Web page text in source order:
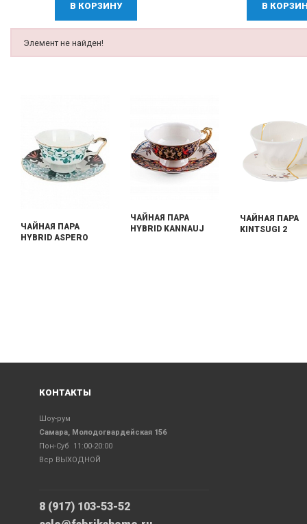
В КОРЗИНУ В
Элемент не найден!
ЧАЙНАЯ ПАРА
HYBRID ASPERO
ЧАЙНАЯ ПАРА
HYBRID KANNAUJ
ЧАЙНАЯ ПАРА
KINTSUGI 2
КОНТАКТЫ
Шоу-рум
Самара, Молодогвардейская 156
Пон-Суб 11:00-20:00
Вср ВЫХОДНОЙ
8 (917) 103-53-52